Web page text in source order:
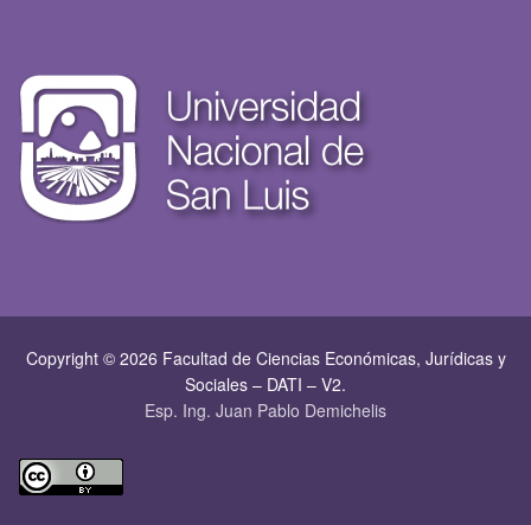
Copyright © 2026 Facultad de Ciencias Económicas, Jurí­dicas y
Sociales – DATI – V2.
Esp. Ing. Juan Pablo Demichelis